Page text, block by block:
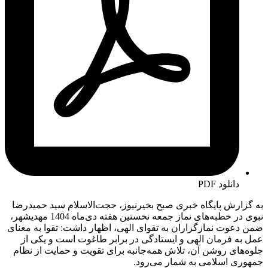
دانلود PDF
به گزارش پایگاه خبری صبح بخیرنیوز، حجت‌الاسلام سید حمیدرضا
نبوی در خطبه‌های نماز جمعه نخستین هفته دی‌ماه 1404 مهدیشهر،
ضمن دعوت نمازگزاران به تقوای الهی، اظهار داشت: تقوا به معنای
عمل به فرمان الهی و ایستادگی در برابر طاغوت است و یکی از
جلوه‌های روشن آن، تلاش همه‌جانبه برای تقویت و حمایت از نظام
جمهوری اسلامی به شمار می‌رود.